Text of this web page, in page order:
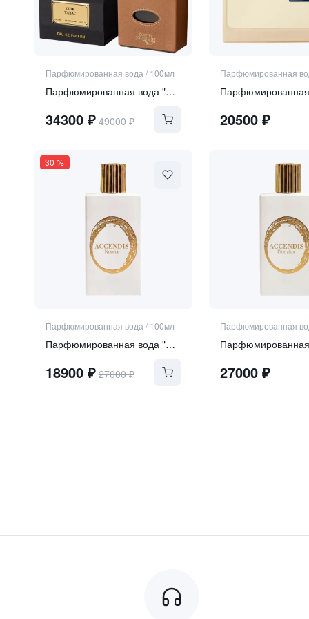
Парфюмированная вода / 100мл
Парфюмированная вода "Cuir Tabac"
34300₽ 49000₽
Парфюмированная
20500 ₽
30 %
Парфюмированная вода / 100мл
Парфюмированная вода "NOORIA"
18900₽ 27000₽
Парфюмированная
27000 ₽